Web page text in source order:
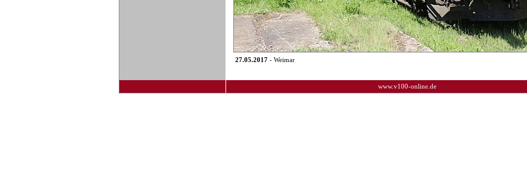
27.05.2017 - Weimar
www.v100-online.de